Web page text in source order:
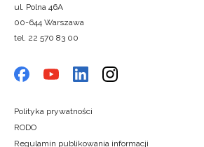
ul. Polna 46A
00-644 Warszawa
tel. 22 570 83 00
Polityka prywatności
RODO
Regulamin publikowania informacji